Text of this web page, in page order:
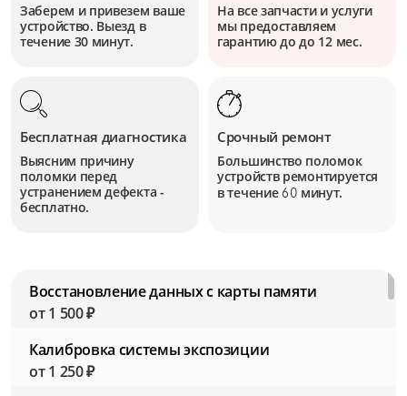
Заберем и привезем ваше
устройство. Выезд в
течение 30 минут.
На все запчасти и услуги
мы предоставляем
гарантию до до 12 мес.
Бесплатная диагностика
Выясним причину
поломки перед
устранением дефекта -
бесплатно.
Срочный ремонт
Большинство поломок
устройств ремонтируется
в течение60 минут.
Восстановление данных с карты памяти
от 1 500 ₽
Калибровка системы экспозиции
от 1 250 ₽